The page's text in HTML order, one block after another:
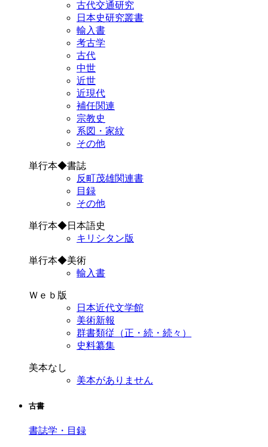
古代交通研究
日本史研究叢書
輸入書
考古学
古代
中世
近世
近現代
補任関連
宗教史
系図・家紋
その他
単行本◆書誌
反町茂雄関連書
目録
その他
単行本◆日本語史
キリシタン版
単行本◆美術
輸入書
Ｗｅｂ版
日本近代文学館
美術新報
群書類従（正・続・続々）
史料纂集
美本なし
美本がありません
古書
書誌学・目録